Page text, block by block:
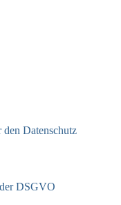
Datenschutz